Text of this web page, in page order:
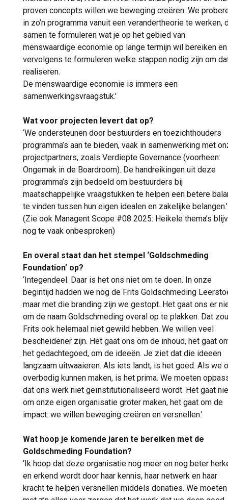
proven concepts willen we beweging creëren. We
in zo’n programma vanuit een verandertheorie te werken,
samen te formuleren wat je op het gebied van
menswaardige economie op lange termijn wil bereiken en
vervolgens te formuleren welke stappen nodig zijn om
realiseren.
De menswaardige economie is immers een
samenwerkingsvraagstuk.’
Wat voor projecten levert dat op?
‘We ondersteunen door bestuurders en toezichthouders
programma’s aan te bieden, vaak in samenwerking met
projectpartners, zoals Verdiepte Governance (voorheen:
Ongemak in de Boardroom). De handreikingen uit deze
programma’s zijn bedoeld om bestuurders bij
maatschappelijke vraagstukken te helpen een betere
te vinden tussen hun eigen idealen en zakelijke belangen.’
(Zie ook Managent Scope #08 2025: Heikele thema’s
nog te vaak onbesproken)
En overal staat dan het stempel ‘Goldschmeding
Foundation’ op?
‘Integendeel. Daar is het ons niet om te doen. In onze
begintijd hadden we nog de Frits Goldschmeding
maar met die branding zijn we gestopt. Het gaat ons er
om de naam Goldschmeding overal op te plakken. Dat zou
Frits ook helemaal niet gewild hebben. We willen veel
bescheidener zijn. Het gaat ons om de inhoud, het gaat
het gedachtegoed, om de ideeën. Je ziet dat die ideeën
langzaam uitwaaieren. Als iets landt, is het goed. Als we
overbodig kunnen maken, is het prima. We moeten
dat ons werk niet geïnstitutionaliseerd wordt. Het gaat
om onze eigen organisatie groter maken, het gaat om de
impact: we willen beweging creëren en versnellen.’
Wat hoop je komende jaren te bereiken met de
Goldschmeding Foundation?
‘Ik hoop dat deze organisatie nog meer en nog beter
en erkend wordt door haar kennis, haar netwerk en haar
kracht te helpen versnellen middels donaties. We